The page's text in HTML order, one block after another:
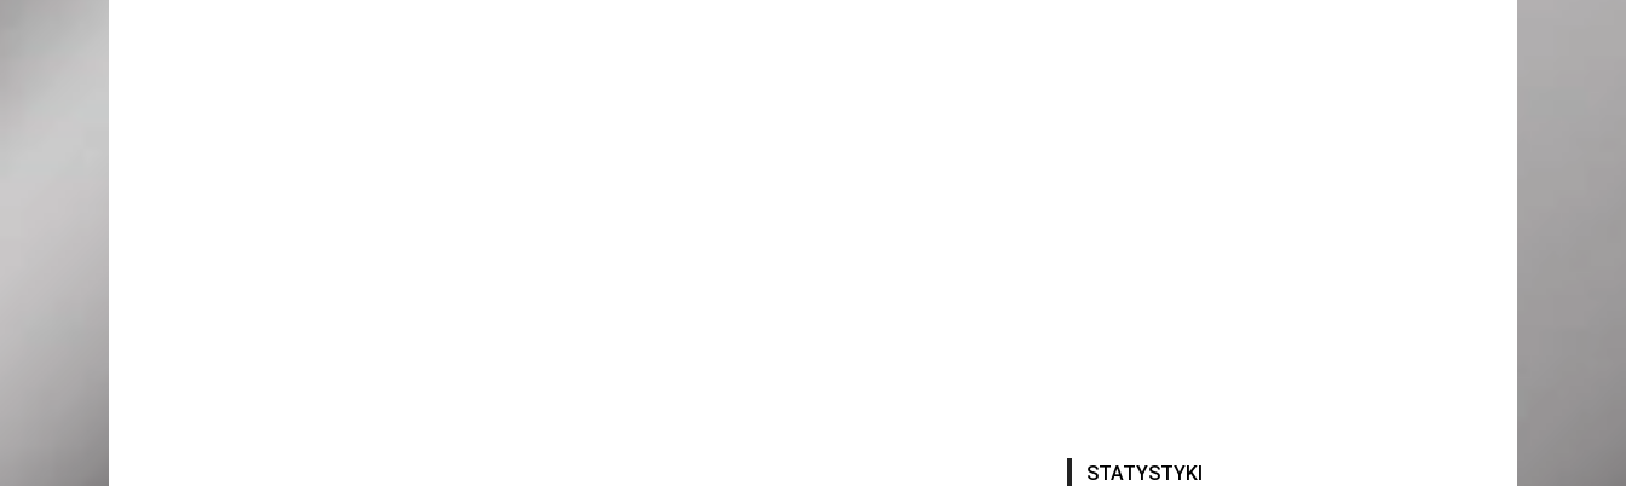
STATYSTYKI